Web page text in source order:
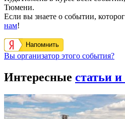
Тюмени.
Если вы знаете о событии,
нам!
Напомнить
Вы организатор этого события?
Интересные статьи